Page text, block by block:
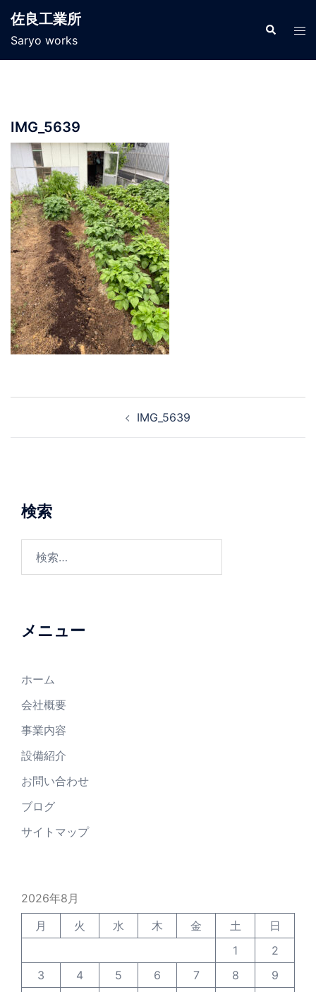
ン
佐良工業所
Saryo works
検
索
ト
IMG_5639
ー
シ
ョ
IMG_5639
検索
メニュー
ホーム
会社概要
事業内容
設備紹介
お問い合わせ
ブログ
サイトマップ
2026年8月
月
火 水 木 金 土
日
1
2
3
4 5 6 7 8
9